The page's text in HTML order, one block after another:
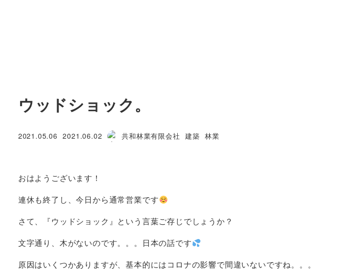
ウッドショック。
投稿日
2021.05.06
更新日
2021.06.02
著
共和林業有限会社 カテゴリー
建築 カテゴリー
林業
おはようございます！
連休も終了し、今日から通常営業です
さて、『ウッドショック』という言葉ご存じでしょうか？
文字通り、木がないのです。。。日本の話です
原因はいくつかありますが、基本的にはコロナの影響で間違いないですね。。。